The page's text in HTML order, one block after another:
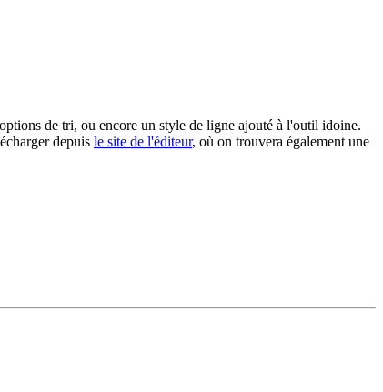
de tri, ou encore un style de ligne ajouté à l'outil idoine.
depuis le site de l'éditeur, où on trouvera également une